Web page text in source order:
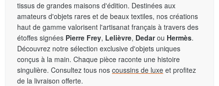
tissus de grandes maisons d'édition. Destinées aux
amateurs d'objets rares et de beaux textiles, nos créations
haut de gamme valorisent l'artisanat français à travers des
étoffes signées Pierre Frey, Lelièvre, Dedarou Hermès.
Découvrez notre sélection exclusive d'objets uniques
conçus à la main. Chaque pièce raconte une histoire
singulière. Consultez tous nos coussins de luxe et profitez
de la livraison offerte.